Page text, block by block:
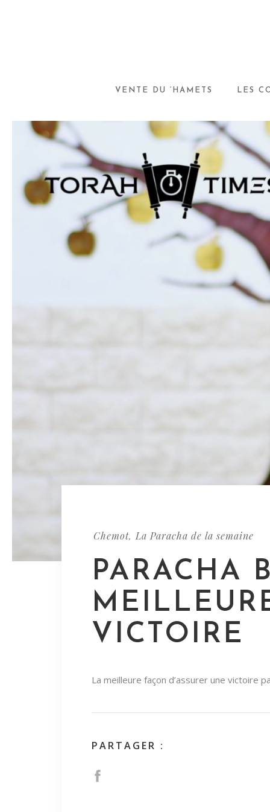
VENTE DU ‘HAMETS LES
Chemot, La Paracha de la semaine
PARACHA
VICTOIRE
La meilleure façon d’assurer une victoire
PARTAGER :